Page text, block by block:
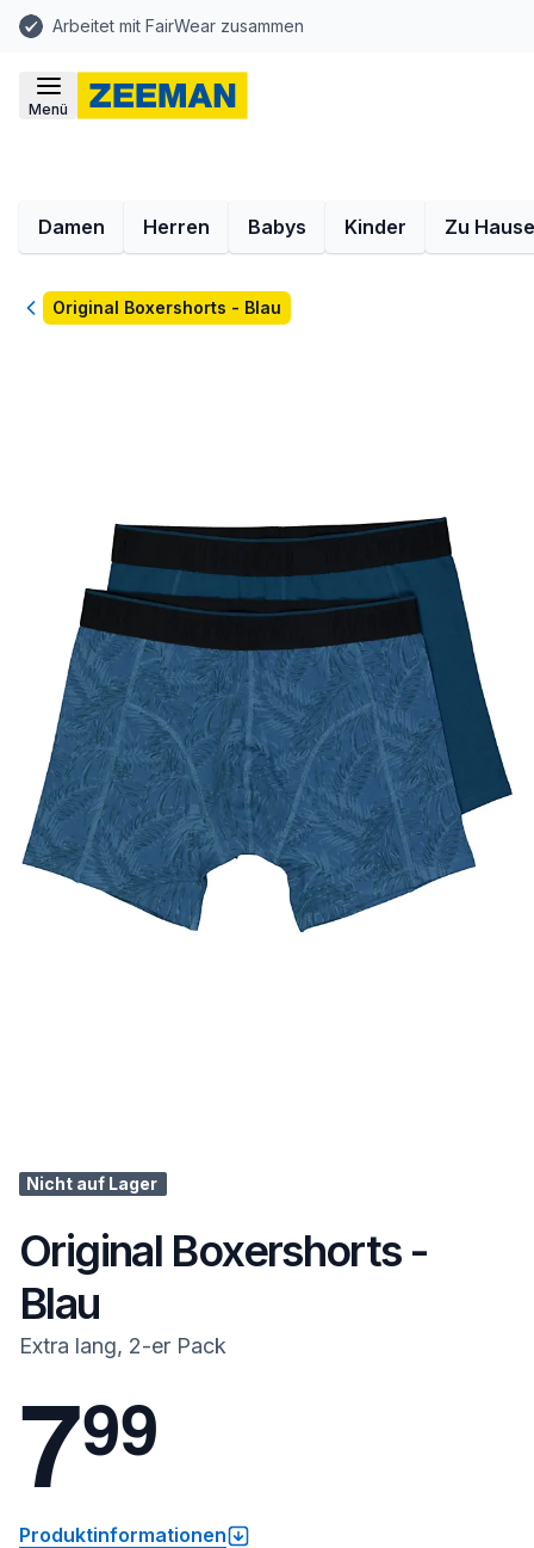
Arbeitet mit FairWear zusammen
Menü
Damen Herren Babys Kinder Zu Hause
ZurückOriginal Boxershorts - Blau
Nicht auf Lager
Original Boxershorts -
Blau
Extra lang, 2-er Pack
799
Produktinformationen